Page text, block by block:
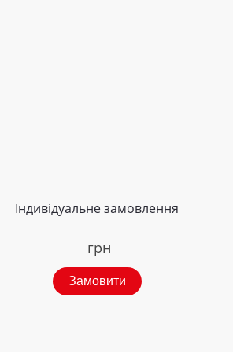
Індивідуальне замовлення
грн
Замовити